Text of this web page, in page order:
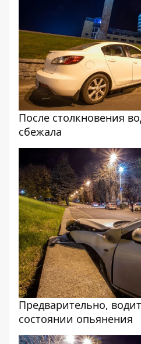
После столкновения
сбежала
Предварительно,
состоянии опьянения